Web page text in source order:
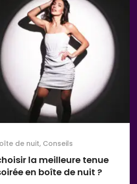
de nuit, Conseils
la meilleure tenue
en boîte de nuit ?